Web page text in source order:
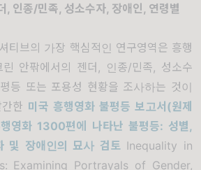
, 인종/민족, 성소수자, 장애인 , 연령별
티브의 가장 핵심적인 연구영역은 흥행
안팎에서의 젠더, 인종/민족, 성소수
등 또는 포용성 현황을 조사하는 것이
한 미국 흥행영화 불평등 보고서(원제
영화 1300편에 나타난 불평등: 성별 ,
및 장애인의 묘사 검토Inequality in
Examining Portrayals of Gender,